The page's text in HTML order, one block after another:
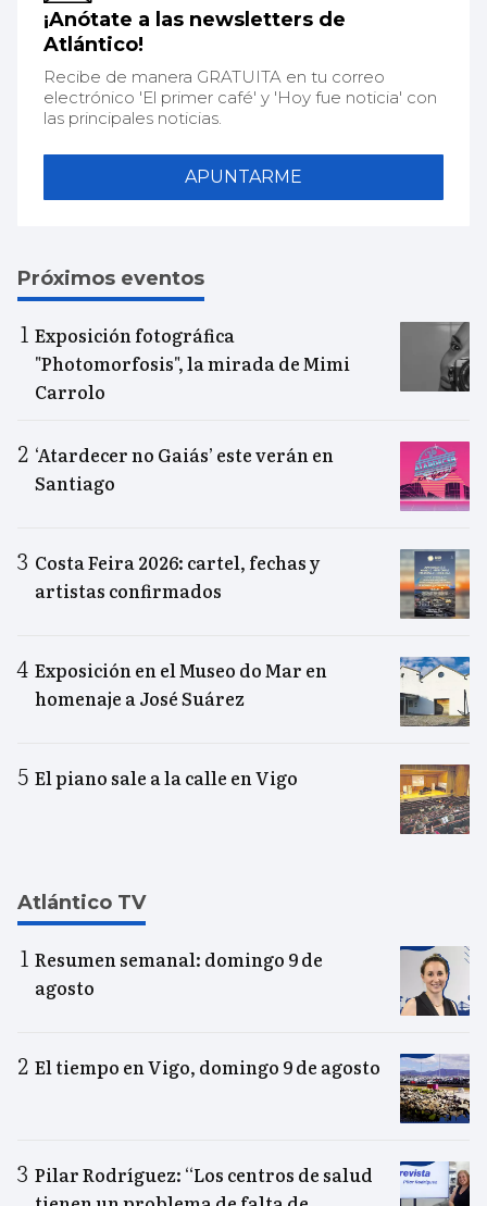
¡Anótate a las newsletters de
Atlántico!
Recibe de manera GRATUITA en tu correo
electrónico 'El primer café' y 'Hoy fue noticia' con
las principales noticias.
APUNTARME
Próximos eventos
Exposición fotográfica
"Photomorfosis", la mirada de Mimi
Carrolo
‘Atardecer no Gaiás’ este verán en
Santiago
Costa Feira 2026: cartel, fechas y
artistas confirmados
Exposición en el Museo do Mar en
homenaje a José Suárez
El piano sale a la calle en Vigo
Atlántico TV
Resumen semanal: domingo 9 de
agosto
El tiempo en Vigo, domingo 9 de agosto
Pilar Rodríguez: “Los centros de salud